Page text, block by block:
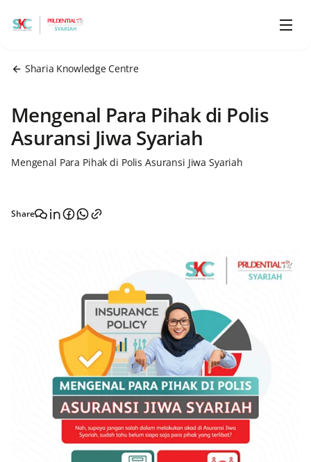
Sharia Knowledge Centre
Mengenal Para Pihak di Polis
Asuransi Jiwa Syariah
Mengenal Para Pihak di Polis Asuransi Jiwa Syariah
Share